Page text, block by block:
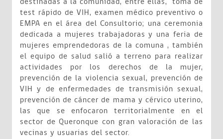
test rápido de VIH, examen médico preventivo o
EMPA en el área del Consultorio; una ceremonia
dedicada a mujeres trabajadoras y una feria de
mujeres emprendedoras de la comuna , también
el equipo de salud salió a terreno para realizar
actividades por los derechos de la mujer,
prevención de la violencia sexual, prevención de
VIH y de enfermedades de transmisión sexual,
prevención de cáncer de mama y cérvico uterino,
las que se enfocaron territorialmente en el
sector de Queronque con gran valoración de las
vecinas y usuarias del sector.